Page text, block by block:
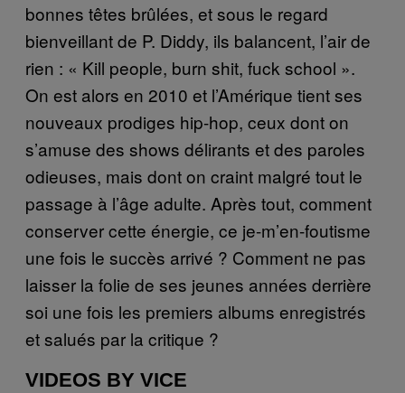
bonnes têtes brûlées, et sous le regard
bienveillant de P. Diddy, ils balancent, l’air de
rien : « Kill people, burn shit, fuck school ».
On est alors en 2010 et l’Amérique tient ses
nouveaux prodiges hip-hop, ceux dont on
s’amuse des shows délirants et des paroles
odieuses, mais dont on craint malgré tout le
passage à l’âge adulte. Après tout, comment
conserver cette énergie, ce je-m’en-foutisme
une fois le succès arrivé ? Comment ne pas
laisser la folie de ses jeunes années derrière
soi une fois les premiers albums enregistrés
et salués par la critique ?
VIDEOS BY VICE